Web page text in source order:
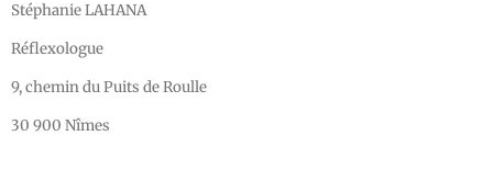
Stéphanie LAHANA
Réflexologue
9, chemin du Puits de Roulle
30 900 Nîmes